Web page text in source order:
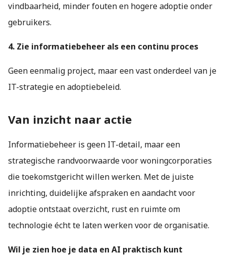
vindbaarheid, minder fouten en hogere adoptie onder
gebruikers.
4. Zie informatiebeheer als een continu proces
Geen eenmalig project, maar een vast onderdeel van je
IT-strategie en adoptiebeleid.
Van inzicht naar actie
Informatiebeheer is geen IT-detail, maar een
strategische randvoorwaarde voor woningcorporaties
die toekomstgericht willen werken. Met de juiste
inrichting, duidelijke afspraken en aandacht voor
adoptie ontstaat overzicht, rust en ruimte om
technologie écht te laten werken voor de organisatie.
Wil je zien hoe je data en AI praktisch kunt